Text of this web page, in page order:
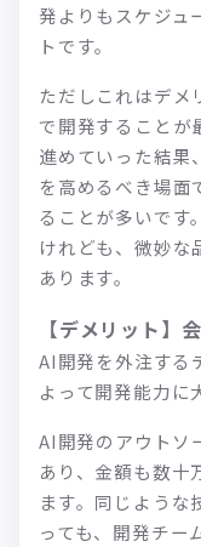
発よりもスケジュ
トです。
ただしこれはデメ
で開発することが
進めていった結果
を高めるべき場面
ることが多いです
けれども、微妙な
あります。
【デメリット】
AI開発を外注する
よって開発能力に
AI開発のアウトソ
あり、金額も数十
ます。同じような
っても、開発チー